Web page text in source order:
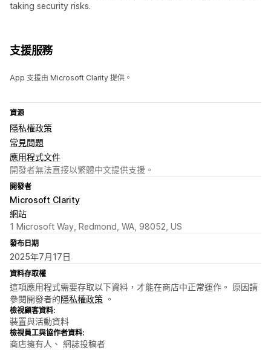
taking security risks.
支援服務
App 支援由 Microsoft Clarity 提供。
資源
隱私權政策
常見問題
應用程式文件
開發者無法直接以繁體中文提供支援。
開發者
Microsoft Clarity
網站
1 Microsoft Way, Redmond, WA, 98052, US
發布日期
2025年7月17日
資料存取權
這項應用程式需要存取以下資料，才能在商店中正常運作。 原因請
參閱開發者的隱私權政策 。
檢視顧客資料:
裝置與活動資料
檢視員工與協作者資料:
商店擁有人、 網誌投稿者